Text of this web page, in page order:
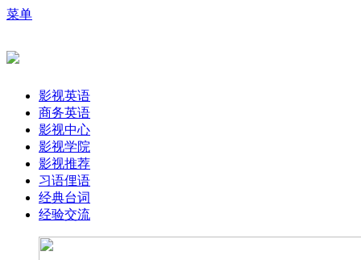
菜单
影视英语
商务英语
影视中心
影视学院
影视推荐
习语俚语
经典台词
经验交流